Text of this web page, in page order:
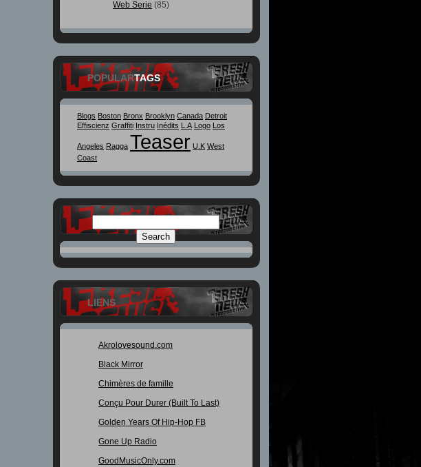
Web Serie (85)
POPULARTAGS
Blogs Boston Bronx Brooklyn Canada Detroit
Effiscienz Graffiti Instru Inédits L.A Logo Los
Angeles Ragga Teaser U.K West
Coast
LIENS
Akrolovesound.com
Black Mirror
Chimères de famille
Conçu Pour Durer (Built To Last)
Golden Years Of Hip-Hop FB
Gone Up Radio
GoodMusicOnly.com